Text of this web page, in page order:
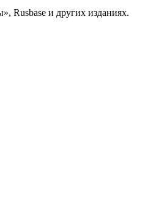
Rusbase и других изданиях.